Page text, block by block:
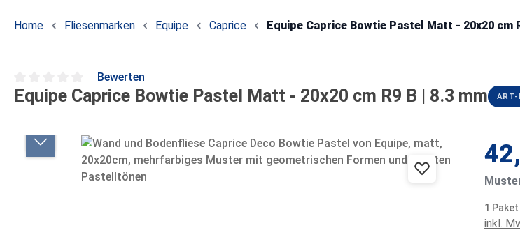
Home Fliesenmarken Equipe Caprice Equipe Caprice Bowtie Pastel Matt - 20x20 cm
Durchschnittliche Bewertung von 0 von 5 Sternen
Bewerten
Equipe Caprice Bowtie Pastel Matt - 20x20 cm R9 B | 8.3 mm ART-
Bildergalerie überspringen
1 Paket
inkl.